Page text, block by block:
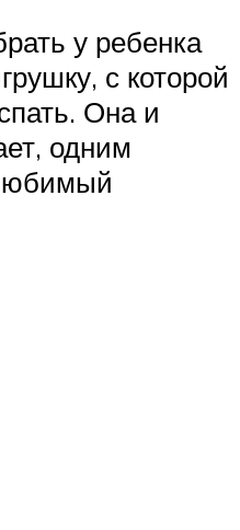
у ребенка
с которой
Она и
одним